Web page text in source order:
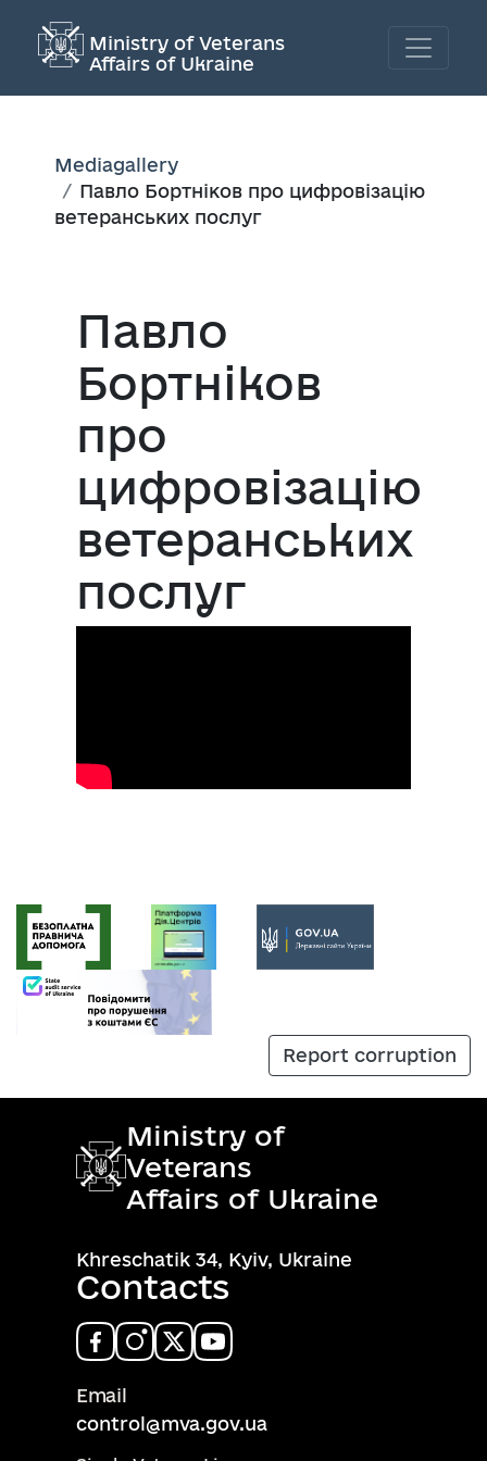
Ministry of Veterans
Affairs of Ukraine
Mediagallery
Павло Бортніков про цифровізацію
ветеранських послуг
Павло
Бортніков
про
цифровізацію
ветеранських
послуг
Report corruption
Ministry of
Veterans
Affairs of Ukraine
Khreschatik 34, Kyiv, Ukraine
Contacts
Email
control@mva.gov.ua